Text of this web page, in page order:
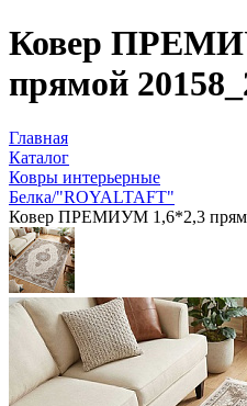
Ковер
прямой
Главная
Каталог
Ковры интерьерные
Белка/"ROYALTAFT"
Ковер ПРЕМИУМ 1,6*2,3